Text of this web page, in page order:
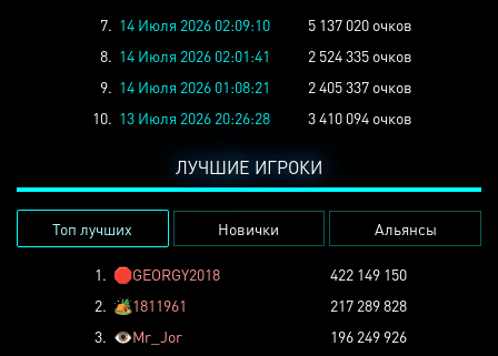
7. 14 Июля 2026 02:09:10
5 137 020 очков
8. 14 Июля 2026 02:01:41
2 524 335 очков
9. 14 Июля 2026 01:08:21
2 405 337 очков
10. 13 Июля 2026 20:26:28 3 410 094 очков
ЛУЧШИЕ ИГРОКИ
Топ лучших Новички Альянсы
1. 🛑GEORGY2018
422 149 150
2. 🏕️1811961
217 289 828
3. 👁️Mr_Jor
196 249 926